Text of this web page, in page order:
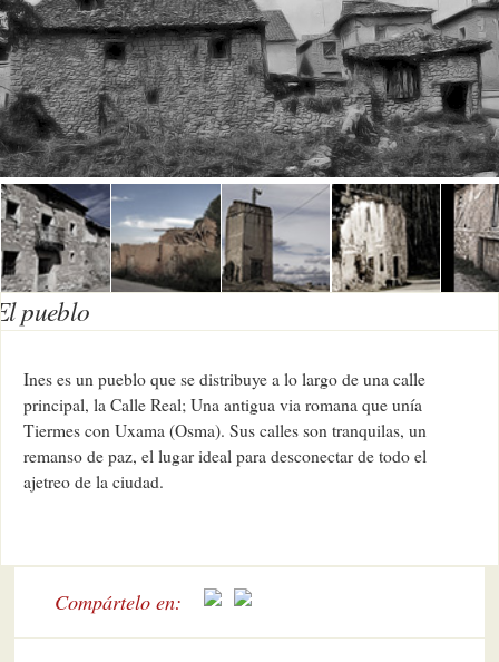
pueblo
Ines es un pueblo que se distribuye a lo largo de una calle
principal, la Calle Real; Una antigua via romana que unía
Tiermes con Uxama (Osma). Sus calles son tranquilas, un
remanso de paz, el lugar ideal para desconectar de todo el
ajetreo de la ciudad.
Compártelo en: